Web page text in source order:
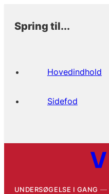
Spring til...
Hovedindhold
Sidefod
UNDERSØGELSE I GANG